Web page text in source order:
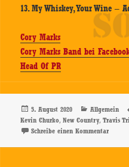
13. My Whiskey, Your Wine –
Cory Marks
Cory Marks Band bei
Head Of PR
Veröffentlicht
am
5. August 2020 Kategorien
Allgemein
Kevin Churko,New Country,Travis
Schreibe einen Kommentarzu